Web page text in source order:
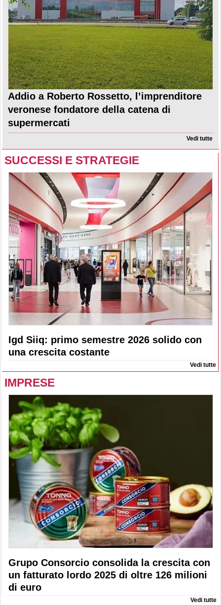
Addio a Roberto Rossetto, l’imprenditore
veronese fondatore della catena di
supermercati
Vedi tutte
SUCCESSI E STRATEGIE
Igd Siiq: primo semestre 2026 solido con
una crescita costante
Vedi tutte
IMPRESE
Grupo Consorcio consolida la crescita con
un fatturato lordo 2025 di oltre 126 milioni
di euro
Vedi tutte